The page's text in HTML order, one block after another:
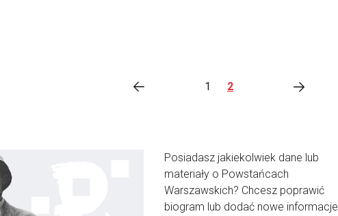
1 2
Posiadasz jakiekolwiek dane lub
materiały o Powstańcach
Warszawskich? Chcesz poprawić
biogram lub dodać nowe informacje